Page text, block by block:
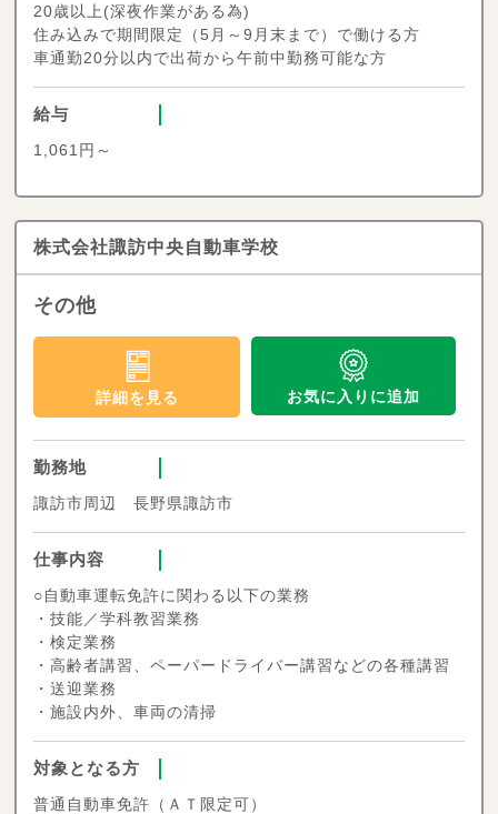
20歳以上(深夜作業がある為)
住み込みで期間限定（5月～9月末まで）で働ける方
車通勤20分以内で出荷から午前中勤務可能な方
給与
1,061円～
株式会社諏訪中央自動車学校
その他
詳細を見る お気に入りに追加
勤務地
諏訪市周辺 長野県諏訪市
仕事内容
○自動車運転免許に関わる以下の業務
・技能／学科教習業務
・検定業務
・高齢者講習、ペーパードライバー講習などの各種講習
・送迎業務
・施設内外、車両の清掃
対象となる方
普通自動車免許（ＡＴ限定可）